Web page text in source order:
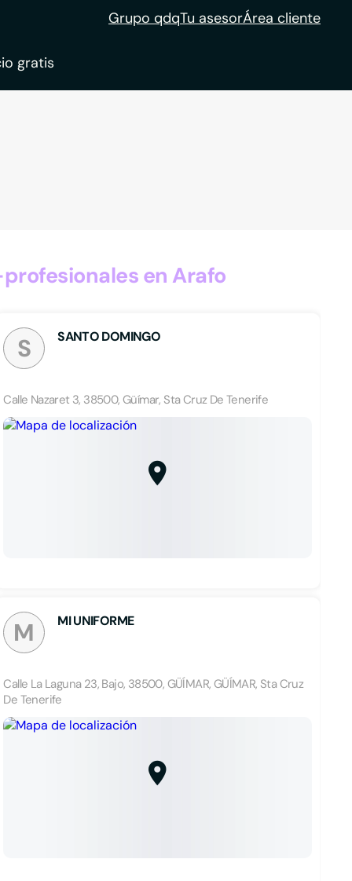
Grupo qdqTu asesorÁrea cliente
gratis
en Arafo
S SANTO DOMINGO
Calle Nazaret 3, 38500, Güímar, Sta Cruz De Tenerife
M MI UNIFORME
Calle La Laguna 23, Bajo, 38500, GÜÍMAR, GÜÍMAR, Sta Cruz
De Tenerife